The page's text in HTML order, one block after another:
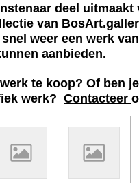
deel uitmaakt
van
weer een werk
aanbieden.
te koop? Of ben
werk? Contacteer